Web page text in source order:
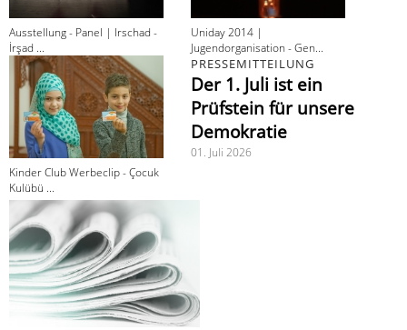
Ausstellung - Panel | Irschad -
İrşad ...
Uniday 2014 |
Jugendorganisation - Gen...
Kinder Club Werbeclip - Çocuk
Kulübü ...
PRESSEMITTEILUNG
Der 1. Juli ist ein
Prüfstein für unsere
Demokratie
01. Juli 2026